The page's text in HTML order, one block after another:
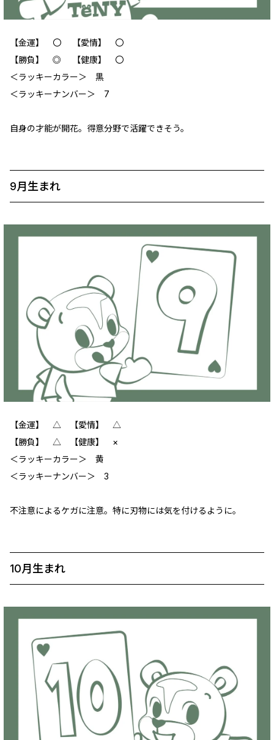
【金運】 〇 【愛情】 ‪〇
【勝負】 ◎ 【健康】 〇
＜ラッキーカラー＞ 黒
＜ラッキーナンバー＞ 7
自身の才能が開花。得意分野で活躍できそう。
9月生まれ
【金運】 △ 【愛情】 △
【勝負】 △ 【健康】 ×
＜ラッキーカラー＞ 黄
＜ラッキーナンバー＞ 3
不注意によるケガに注意。特に刃物には気を付けるように。
10月生まれ